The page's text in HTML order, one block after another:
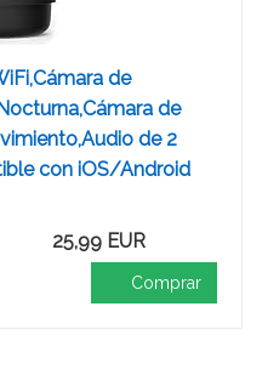
de
de
de 2
con iOS/Android
25,99 EUR
Comprar